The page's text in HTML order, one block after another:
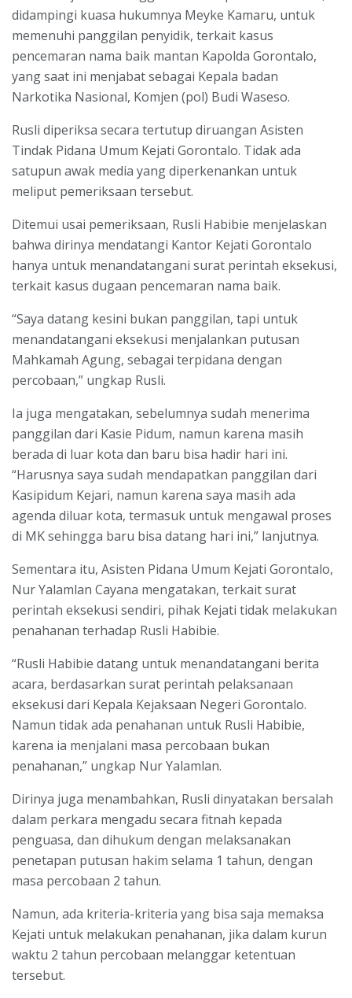
didampingi kuasa hukumnya Meyke Kamaru, untuk
memenuhi panggilan penyidik, terkait kasus
pencemaran nama baik mantan Kapolda Gorontalo,
yang saat ini menjabat sebagai Kepala badan
Narkotika Nasional, Komjen (pol) Budi Waseso.
Rusli diperiksa secara tertutup diruangan Asisten
Tindak Pidana Umum Kejati Gorontalo. Tidak ada
satupun awak media yang diperkenankan untuk
meliput pemeriksaan tersebut.
Ditemui usai pemeriksaan, Rusli Habibie menjelaskan
bahwa dirinya mendatangi Kantor Kejati Gorontalo
hanya untuk menandatangani surat perintah eksekusi,
terkait kasus dugaan pencemaran nama baik.
“Saya datang kesini bukan panggilan, tapi untuk
menandatangani eksekusi menjalankan putusan
Mahkamah Agung, sebagai terpidana dengan
percobaan,” ungkap Rusli.
Ia juga mengatakan, sebelumnya sudah menerima
panggilan dari Kasie Pidum, namun karena masih
berada di luar kota dan baru bisa hadir hari ini.
“Harusnya saya sudah mendapatkan panggilan dari
Kasipidum Kejari, namun karena saya masih ada
agenda diluar kota, termasuk untuk mengawal proses
di MK sehingga baru bisa datang hari ini,” lanjutnya.
Sementara itu, Asisten Pidana Umum Kejati Gorontalo,
Nur Yalamlan Cayana mengatakan, terkait surat
perintah eksekusi sendiri, pihak Kejati tidak melakukan
penahanan terhadap Rusli Habibie.
“Rusli Habibie datang untuk menandatangani berita
acara, berdasarkan surat perintah pelaksanaan
eksekusi dari Kepala Kejaksaan Negeri Gorontalo.
Namun tidak ada penahanan untuk Rusli Habibie,
karena ia menjalani masa percobaan bukan
penahanan,” ungkap Nur Yalamlan.
Dirinya juga menambahkan, Rusli dinyatakan bersalah
dalam perkara mengadu secara fitnah kepada
penguasa, dan dihukum dengan melaksanakan
penetapan putusan hakim selama 1 tahun, dengan
masa percobaan 2 tahun.
Namun, ada kriteria-kriteria yang bisa saja memaksa
Kejati untuk melakukan penahanan, jika dalam kurun
waktu 2 tahun percobaan melanggar ketentuan
tersebut.